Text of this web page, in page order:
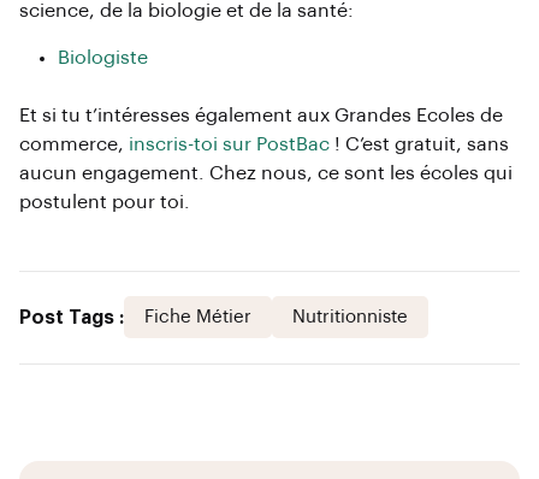
science, de la biologie et de la santé:
Biologiste
Et si tu t’intéresses également aux Grandes Ecoles de
commerce, inscris-toi sur PostBac ! C’est gratuit, sans
aucun engagement. Chez nous, ce sont les écoles qui
postulent pour toi.
Post Tags : Fiche Métier Nutritionniste